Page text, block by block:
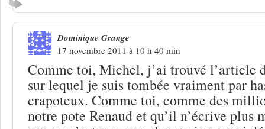
Dominique Grange
17 novembre 2011 à 10 h 40 min
Comme toi, Michel, j’ai trouvé l’article
sur lequel je suis tombée vraiment par
crapoteux. Comme toi, comme des
notre pote Renaud et qu’il n’écrive plus